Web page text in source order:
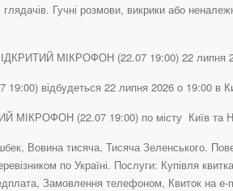
Гучні розмови, викрики або
МІКРОФОН (22.07 19:00) 22 липня
відбудеться 22 липня 2026 о 19:00 в
МІКРОФОН (22.07 19:00) по місту Київ та
Вовина тисяча, Тисяча Зеленського.
по Україні. Послуги: Купівля
Замовлення телефоном, Квиток на e-